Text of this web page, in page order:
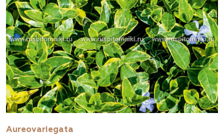
Aureovariegata